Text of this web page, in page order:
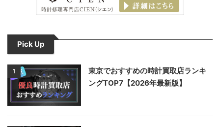
Pick Up
1
東京でおすすめの時計買取店ランキ
ングTOP7【2026年最新版】